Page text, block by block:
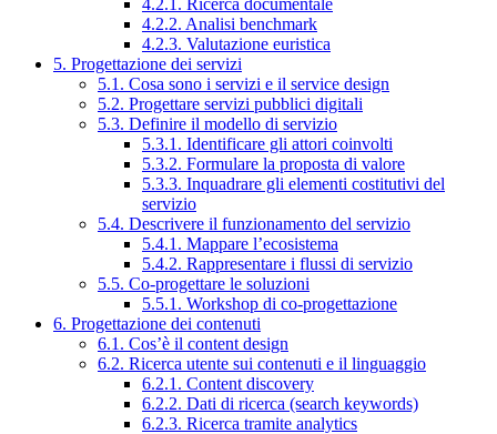
4.2.1. Ricerca documentale
4.2.2. Analisi benchmark
4.2.3. Valutazione euristica
5. Progettazione dei servizi
5.1. Cosa sono i servizi e il service design
5.2. Progettare servizi pubblici digitali
5.3. Definire il modello di servizio
5.3.1. Identificare gli attori coinvolti
5.3.2. Formulare la proposta di valore
5.3.3. Inquadrare gli elementi costitutivi del
servizio
5.4. Descrivere il funzionamento del servizio
5.4.1. Mappare l’ecosistema
5.4.2. Rappresentare i flussi di servizio
5.5. Co-progettare le soluzioni
5.5.1. Workshop di co-progettazione
6. Progettazione dei contenuti
6.1. Cos’è il content design
6.2. Ricerca utente sui contenuti e il linguaggio
6.2.1. Content discovery
6.2.2. Dati di ricerca (search keywords)
6.2.3. Ricerca tramite analytics